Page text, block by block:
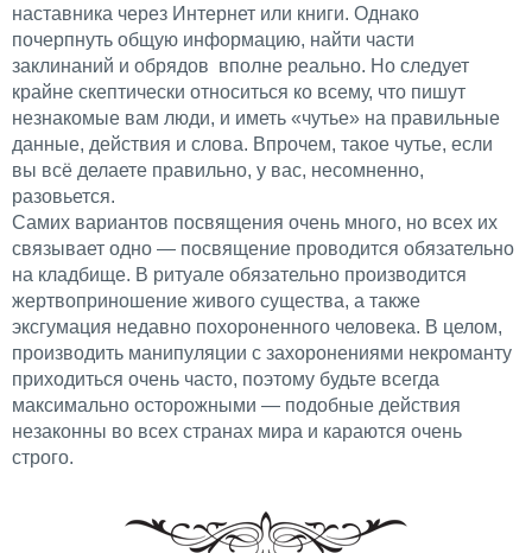
наставника через Интернет или книги. Однако
почерпнуть общую информацию, найти части
заклинаний и обрядов вполне реально. Но следует
крайне скептически относиться ко всему, что пишут
незнакомые вам люди, и иметь «чутье» на правильные
данные, действия и слова. Впрочем, такое чутье, если
вы всё делаете правильно, у вас, несомненно,
разовьется.
Самих вариантов посвящения очень много, но всех их
связывает одно — посвящение проводится обязательно
на кладбище. В ритуале обязательно производится
жертвоприношение живого существа, а также
эксгумация недавно похороненного человека. В целом,
производить манипуляции с захоронениями некроманту
приходиться очень часто, поэтому будьте всегда
максимально осторожными — подобные действия
незаконны во всех странах мира и караются очень
строго.